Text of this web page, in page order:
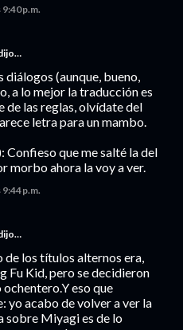
p.m.
diálogos (aunque, bueno,
a lo mejor la traducción es
de las reglas, olvídate del
letra para un mambo.
Confieso que me salté la del
morbo ahora la voy a ver.
p.m.
de los títulos alternos era,
Fu Kid, pero se decidieron
eso que
yo acabo de volver a ver la
sobre Miyagi es de lo